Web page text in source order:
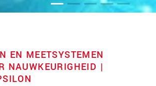
EN MEETSYSTEMEN
NAUWKEURIGHEID |